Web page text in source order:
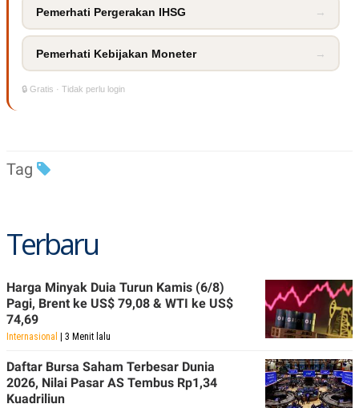
T
K
T
E
EA
I
S
K
G
D
I
A
I
Pemerhati Pergerakan IHSG →
Pemerhati Kebijakan Moneter →
🔒 Gratis · Tidak perlu login
Tag
Terbaru
Harga Minyak Duia Turun Kamis (6/8)
Pagi, Brent ke US$ 79,08 & WTI ke US$
74,69
Internasional | 3 Menit lalu
Daftar Bursa Saham Terbesar Dunia
2026, Nilai Pasar AS Tembus Rp1,34
Kuadriliun